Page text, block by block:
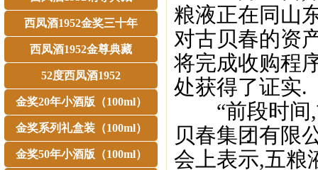
西凤酒1952金奖三十年
西凤酒1952金尊典藏
52度西凤酒1952
金奖20年小酒版（100ml）
金奖系列礼盒装（100ml）
金奖50年小酒版（100ml）
粮液正在同山
对古贝春的资
将完成收购程
处获得了证实.
“前段时间,
贝春集团有限
会上表示,五粮